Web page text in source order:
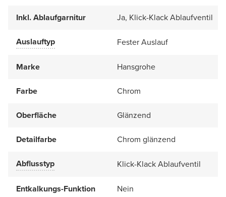
Inkl. Ablaufgarnitur Ja, Klick-Klack Ablaufventil
Auslauftyp Fester Auslauf
Marke Hansgrohe
Farbe Chrom
Oberfläche Glänzend
Detailfarbe Chrom glänzend
Abflusstyp Klick-Klack Ablaufventil
Entkalkungs-Funktion Nein